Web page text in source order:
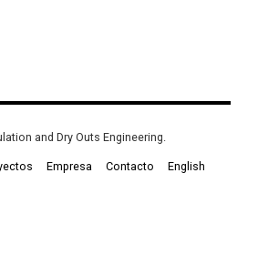
and Dry Outs Engineering.
Empresa Contacto English